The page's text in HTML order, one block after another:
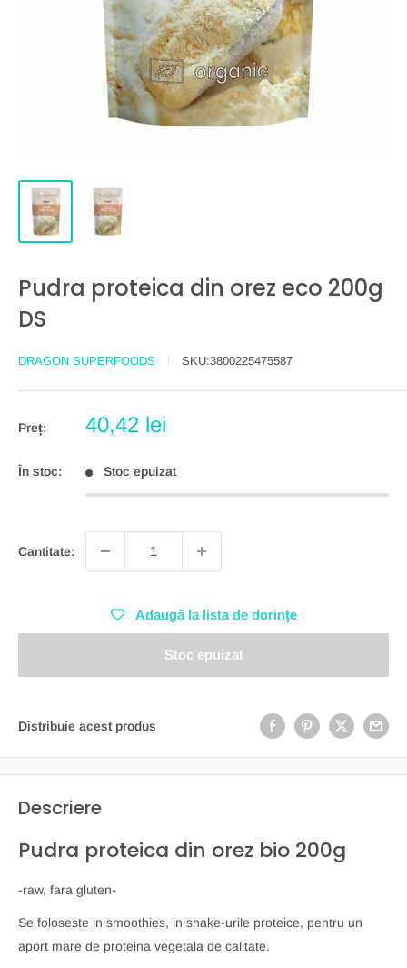
Pudra proteica din orez eco 200g
DS
DRAGON SUPERFOODS SKU:3800225475587
Preț:
Preț
40,42 lei
În stoc: Stoc epuizat
Cantitate:
Adaugă la lista de dorințe
Stoc epuizat
Distribuie acest produs
Descriere
Pudra proteica din orez bio 200g
-raw, fara gluten-
Se foloseste in smoothies, in shake-urile proteice, pentru un
aport mare de proteina vegetala de calitate.